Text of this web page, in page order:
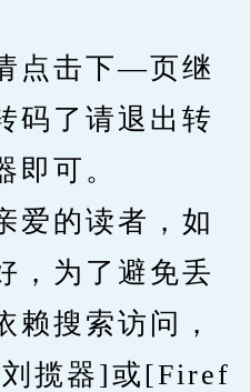
击下—页继
码了请退出转
即可。
的读者，如
，为了避免丢
赖搜索访问，
揽器]或[Firef